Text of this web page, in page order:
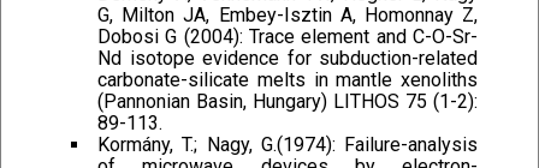
G, Milton JA, Embey-Isztin A, Homonnay Z,
Dobosi G (2004): Trace element and C-O-Sr-
Nd isotope evidence for subduction-related
carbonate-silicate melts in mantle xenoliths
(Pannonian Basin, Hungary) LITHOS 75 (1-2):
89-113.
Kormány, T.; Nagy, G.(1974): Failure-analysis